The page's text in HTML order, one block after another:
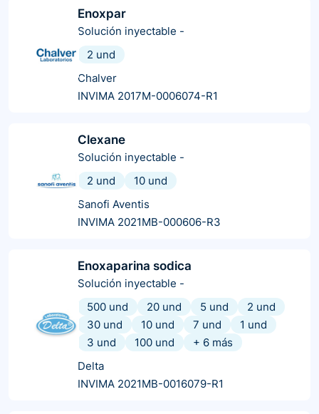
Enoxpar
Solución inyectable -
2 und
Chalver
INVIMA 2017M-0006074-R1
Clexane
Solución inyectable -
2 und
10 und
Sanofi Aventis
INVIMA 2021MB-000606-R3
Enoxaparina sodica
Solución inyectable -
500 und
20 und 5 und
2 und
30 und
10 und 7 und
1 und
3 und
100 und + 6 más
Delta
INVIMA 2021MB-0016079-R1